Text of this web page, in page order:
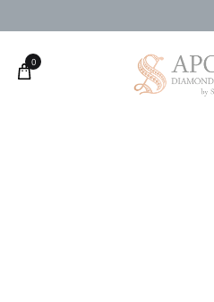
0